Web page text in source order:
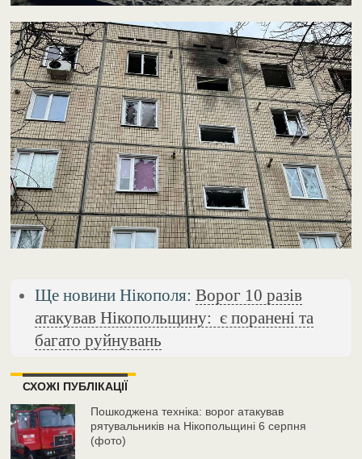
Ще новини Нікополя:Ворог 10 разів
атакував Нікопольщину: є поранені та
багато руйнувань
СХОЖІ ПУБЛІКАЦІЇ
Пошкоджена техніка: ворог атакував
рятувальників на Нікопольщині 6 серпня
(фото)